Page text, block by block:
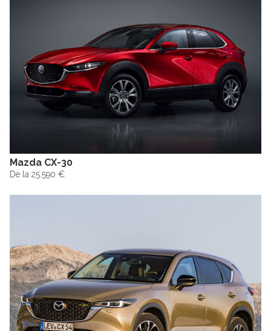
Mazda CX-30
De la 25.590 €